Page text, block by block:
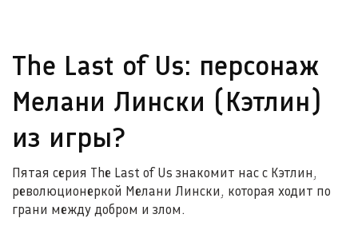
The Last of Us: персонаж
Мелани Лински (Кэтлин)
из игры?
Пятая серия The Last of Us знакомит нас с Кэтлин,
революционеркой Мелани Лински, которая ходит по
грани между добром и злом.